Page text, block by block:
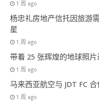
1 周 ago
杨忠礼房地产信托因旅游
星
1 周 ago
带着 25 张辉煌的地球照
1 周 ago
马来西亚航空与 JDT FC
1 周 ago